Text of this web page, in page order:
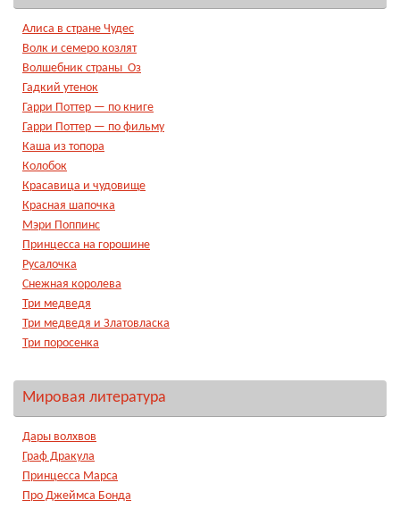
Алиса в стране Чудес
Волк и семеро козлят
Волшебник страны Оз
Гадкий утенок
Гарри Поттер — по книге
Гарри Поттер — по фильму
Каша из топора
Колобок
Красавица и чудовище
Красная шапочка
Мэри Поппинс
Принцесса на горошине
Русалочка
Снежная королева
Три медведя
Три медведя и Златовласка
Три поросенка
Мировая литература
Дары волхвов
Граф Дракула
Принцесса Марса
Про Джеймса Бонда